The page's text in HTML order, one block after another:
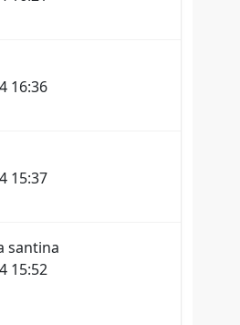
16:36
15:37
santina
15:52